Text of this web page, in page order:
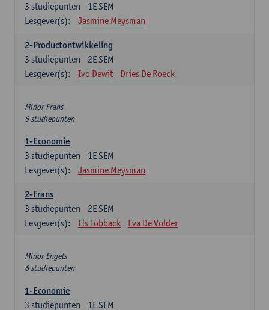
1E SEM
3 studiepunten
Lesgever(s):
Jasmine Meysman
2-Productontwikkeling
2E SEM
3 studiepunten
Lesgever(s):
Ivo Dewit Dries De Roeck
Minor Frans
6 studiepunten
1-Economie
1E SEM
3 studiepunten
Lesgever(s):
Jasmine Meysman
2-Frans
2E SEM
3 studiepunten
Lesgever(s):
Els Tobback Eva De Volder
Minor Engels
6 studiepunten
1-Economie
1E SEM
3 studiepunten